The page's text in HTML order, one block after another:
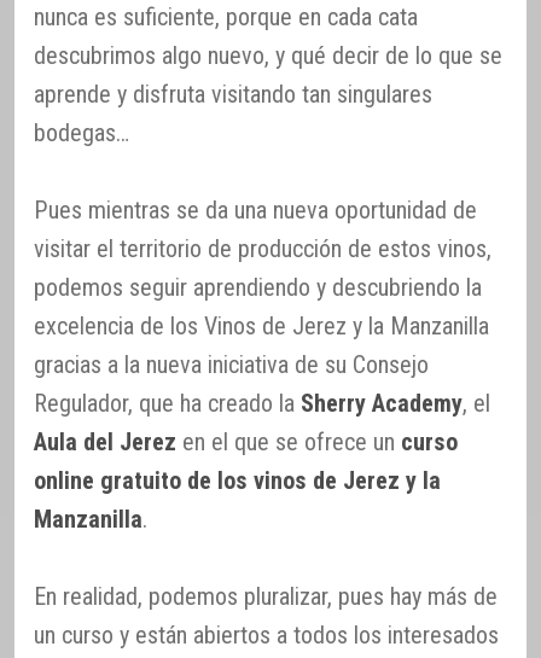
nunca es suficiente, porque en cada cata
descubrimos algo nuevo, y qué decir de lo que se
aprende y disfruta visitando tan singulares
bodegas…
Pues mientras se da una nueva oportunidad de
visitar el territorio de producción de estos vinos,
podemos seguir aprendiendo y descubriendo la
excelencia de los Vinos de Jerez y la Manzanilla
gracias a la nueva iniciativa de su Consejo
Regulador, que ha creado la Sherry Academy, el
Aula del Jerez en el que se ofrece un curso
online gratuito de los vinos de Jerez y la
Manzanilla.
En realidad, podemos pluralizar, pues hay más de
un curso y están abiertos a todos los interesados